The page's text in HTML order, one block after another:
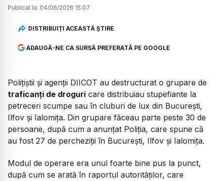
Publicat la: 04/06/2026 15:07
DISTRIBUIȚI ACEASTĂ ȘTIRE
ADAUGĂ-NE CA SURSĂ PREFERATĂ PE GOOGLE
Polițiștii și agenții DIICOT au destructurat o grupare de
traficanți de droguri care distribuiau stupefiante la
petreceri scumpe sau în cluburi de lux din București,
Ilfov și Ialomița. Din grupare făceau parte peste 30 de
persoane, după cum a anunțat Poliția, care spune că
au fost 27 de percheziții în București, Ilfov și Ialomița.
Modul de operare era unul foarte bine pus la punct,
după cum se arată în raportul autorităților, care